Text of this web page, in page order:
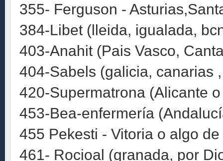
355- Ferguson -
384-Libet (lleida, igualada,
403-Anahit (Pais Vasco,
404-Sabels (galicia, canarias
420-Supermatrona (Alicante
453-Bea-enfermería
455 Pekesti - Vitoria o algo
461- Rocioal (granada, por